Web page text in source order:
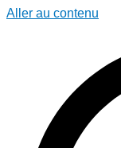
Aller au contenu